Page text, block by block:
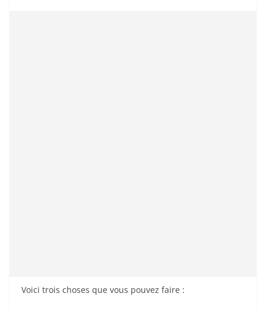
Voici trois choses que vous pouvez faire :